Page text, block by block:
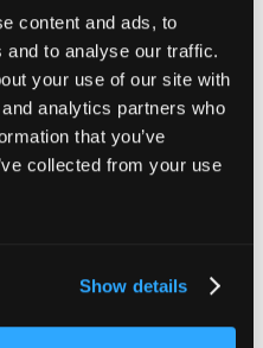
content and ads, to
to analyse our traffic.
your use of our site with
analytics partners who
that you’ve
collected from your use
Show details
into the product